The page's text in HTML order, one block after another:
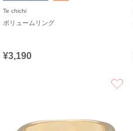
Te chichi
ボリュームリング
¥3,190